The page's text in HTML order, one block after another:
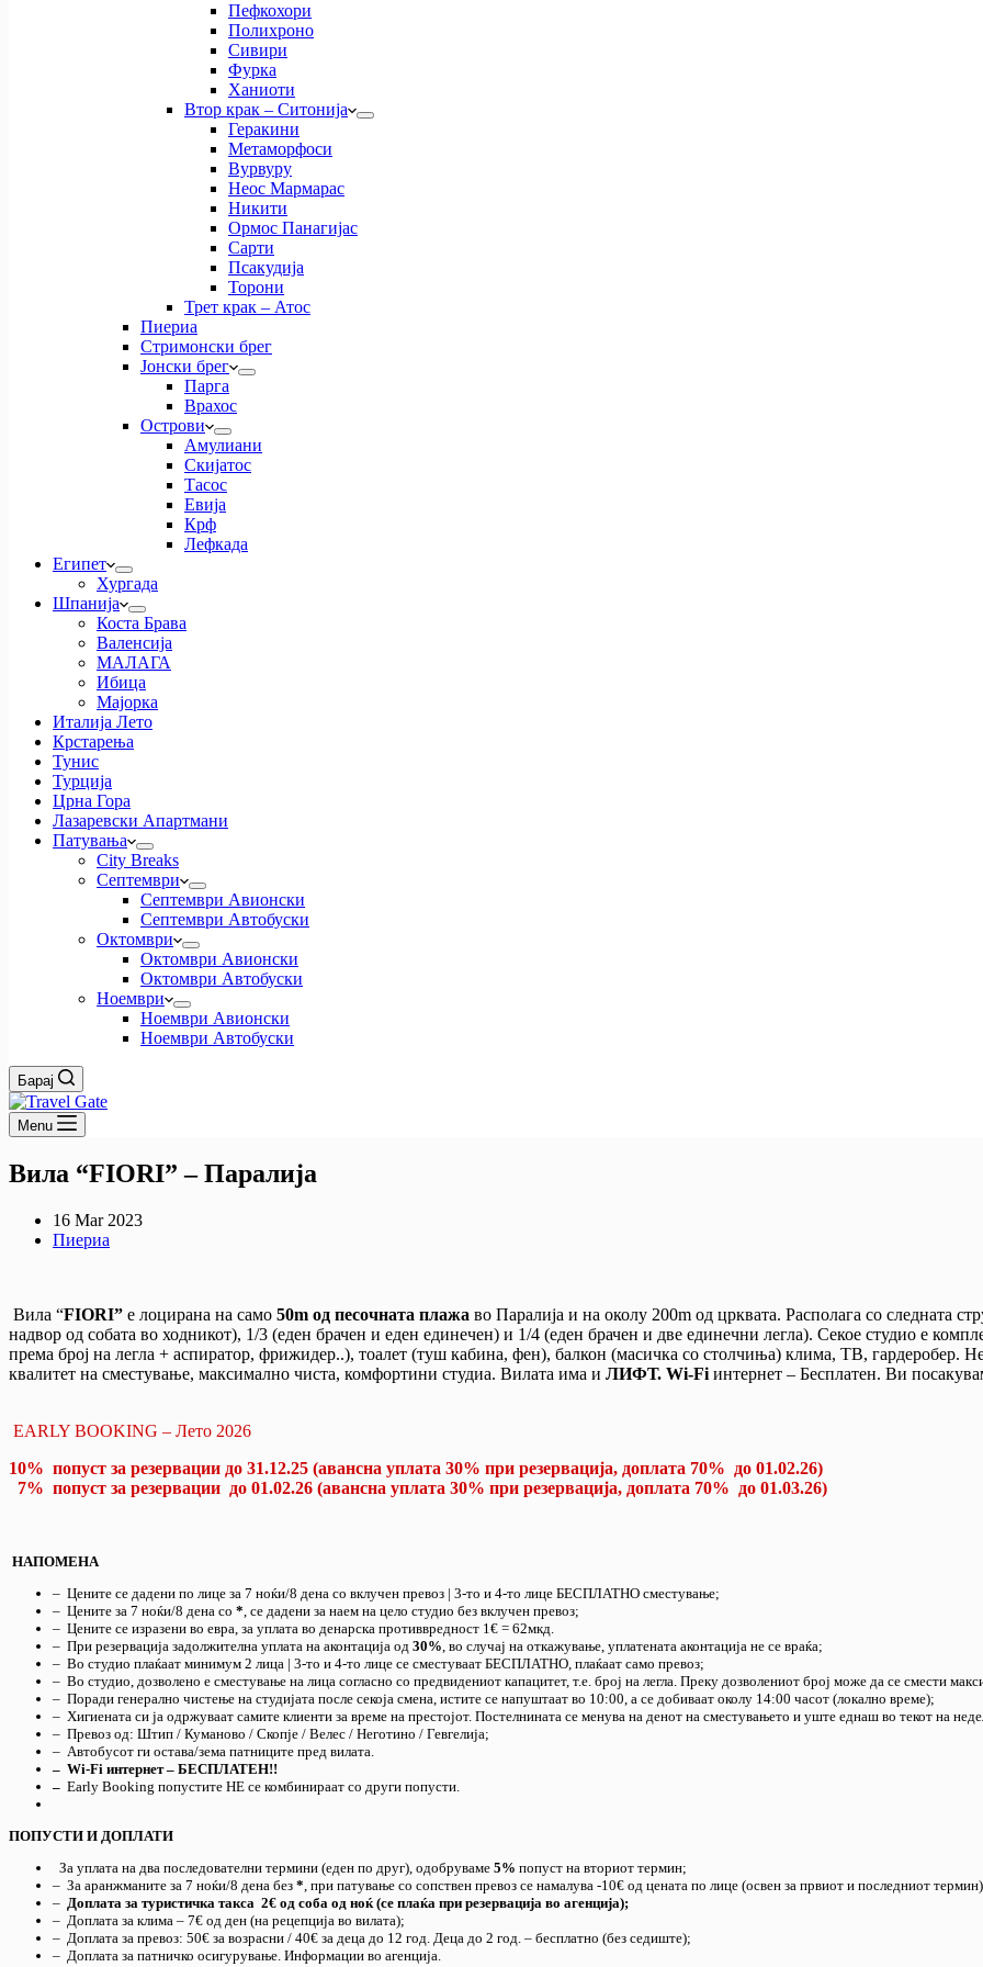
Пефкохори
Полихроно
Сивири
Фурка
Ханиоти
Втор крак – Ситонија
Геракини
Метаморфоси
Вурвуру
Неос Мармарас
Никити
Ормос Панагијас
Сарти
Псакудија
Торони
Трет крак – Атос
Пиериа
Стримонски брег
Јонски брег
Парга
Врахос
Острови
Амулиани
Скијатос
Тасос
Евија
Крф
Лефкада
Египет
Хургада
Шпанија
Коста Брава
Валенсија
МАЛАГА
Ибица
Мајорка
Италија Лето
Крстарења
Тунис
Турција
Црна Гора
Лазаревски Апартмани
Патувања
City Breaks
Септември
Септември Авионски
Септември Автобуски
Октомври
Октомври Авионски
Октомври Автобуски
Ноември
Ноември Авионски
Ноември Автобуски
Барај
Menu
Вила “FIORI” – Паралиjа
16 Mar 2023
Пиериа
Вила “FIORI” е лоцирана на само 50m од песочната плажа во Паралија и на околу 200m од црквата. Располага со следната
надвор од собата во ходникот), 1/3 (еден брачен и еден единечен) и 1/4 (еден брачен и две единечни легла). Секое студио е
према број на легла + аспиратор, фрижидер..), тоалет (туш кабина, фен), балкон (масичка со столчиња) клима, ТВ, гардеробер.
квалитет на сместување, максимално чиста, комфортини студиа. Вилата има и ЛИФТ. Wi-Fi интернет – Бесплатен. Ви
EARLY BOOKING – Лето 2026
10% попуст за резервации до 31.12.25 (авансна уплата 30% при резервација, доплата 70% до 01.02.26)
7% попуст за резервации до 01.02.26 (авансна уплата 30% при резервација, доплата 70% до 01.03.26)
НАПОМЕНА
– Цените се дадени по лице за 7 ноќи/8 дена со вклучен превоз | 3-то и 4-то лице БЕСПЛАТНО сместување;
– Цените за 7 ноќи/8 дена со * , се дадени за наем на цело студио без вклучен превоз;
– Цените се изразени во евра, за уплата во денарска противвредност 1€ = 62мкд.
– При резервација задолжителна уплата на аконтација од 30% , во случај на откажување, уплатената аконтација не се враќа;
– Во студио плаќаат минимум 2 лица | 3-то и 4-то лице се сместуваат БЕСПЛАТНО, плаќаат само превоз;
– Во студио, дозволено е сместување на лица согласно со предвидениот капацитет, т.е. број на легла. Преку дозволениот број може да се смести
– Поради генерално чистење на студијата после секоја смена, истите се напуштаат во 10:00, а се добиваат околу 14:00 часот (локално време);
– Хигиената си ја одржуваат самите клиенти за време на престојот. Постелнината се менува на денот на сместувањето и уште еднаш во текот на
– Превоз од: Штип / Куманово / Скопје / Велес / Неготино / Гевгелија;
– Автобусот ги остава/зема патниците пред вилата.
– Wi-Fi интернет – БЕСПЛАТЕН!!
– Еarly Booking попустите НЕ се комбинираат со други попусти.
ПОПУСТИ И ДОПЛАТИ
За уплата на два последователни термини (еден по друг), одобруваме 5% попуст на вториот термин;
– За аранжманите за 7 ноќи/8 дена без * , при патување со сопствен превоз се намалува -10€ од цената по лице (освен за првиот и последниот
– Доплата за туристичка такса 2€ од соба од ноќ (се плаќа при резервација во агенција);
– Доплата за клима – 7€ од ден (на рецепција во вилата);
– Доплата за превоз: 50€ за возрасни / 40€ за деца до 12 год. Деца до 2 год. – бесплатно (без седиште);
– Доплата за патничко осигурување. Информации во агенција.